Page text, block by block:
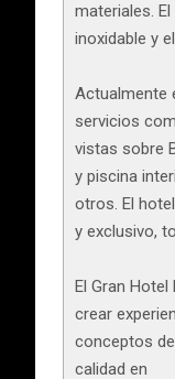
materiales.
inoxidable y
Actualmente
servicios
vistas sobre
y piscina
otros. El
y exclusivo,
El Gran
crear
conceptos
calidad en